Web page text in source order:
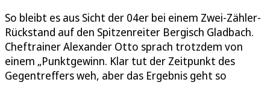
So bleibt es aus Sicht der 04er bei einem Zwei-Zähler-
Rückstand auf den Spitzenreiter Bergisch Gladbach.
Cheftrainer Alexander Otto sprach trotzdem von
einem „Punktgewinn. Klar tut der Zeitpunkt des
Gegentreffers weh, aber das Ergebnis geht so